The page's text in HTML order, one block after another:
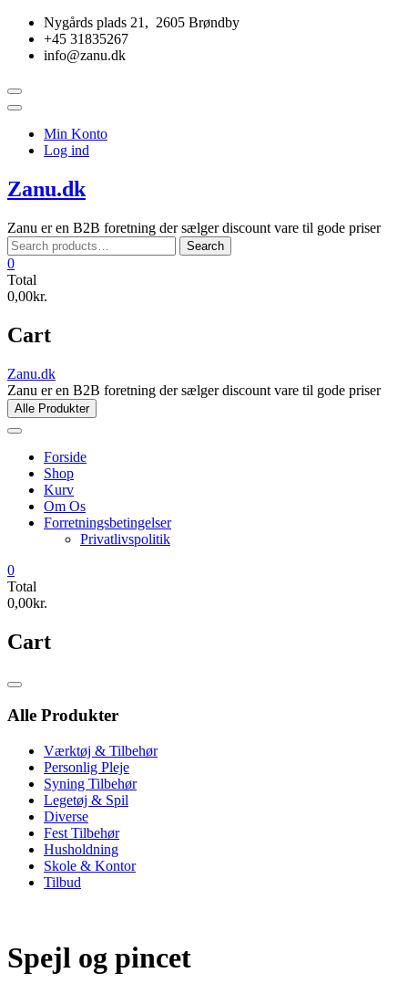
Skip
content
Nygårds plads 21, 2605 Brøndby
+45 31835267
info@zanu.dk
Topbar
Menu
Min Konto
Log ind
Zanu.dk
Zanu er en B2B foretning der sælger discount vare til gode priser
Search
for:
Search
0
Total
0,00kr.
Cart
Zanu.dk
Zanu er en B2B foretning der sælger discount vare til gode priser
Alle Produkter
Forside
Shop
Kurv
Om Os
Forretningsbetingelser
Privatlivspolitik
0
Total
0,00kr.
Cart
Catalog
Alle Produkter
Værktøj & Tilbehør
Personlig Pleje
Syning Tilbehør
Legetøj & Spil
Diverse
Fest Tilbehør
Husholdning
Skole & Kontor
Tilbud
Spejl og pincet